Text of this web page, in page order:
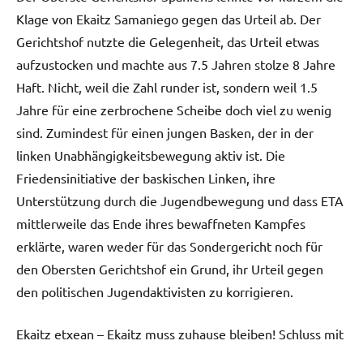
Klage von Ekaitz Samaniego gegen das Urteil ab. Der
Gerichtshof nutzte die Gelegenheit, das Urteil etwas
aufzustocken und machte aus 7.5 Jahren stolze 8 Jahre
Haft. Nicht, weil die Zahl runder ist, sondern weil 1.5
Jahre für eine zerbrochene Scheibe doch viel zu wenig
sind. Zumindest für einen jungen Basken, der in der
linken Unabhängigkeitsbewegung aktiv ist. Die
Friedensinitiative der baskischen Linken, ihre
Unterstützung durch die Jugendbewegung und dass ETA
mittlerweile das Ende ihres bewaffneten Kampfes
erklärte, waren weder für das Sondergericht noch für
den Obersten Gerichtshof ein Grund, ihr Urteil gegen
den politischen Jugendaktivisten zu korrigieren.
Ekaitz etxean – Ekaitz muss zuhause bleiben! Schluss mit